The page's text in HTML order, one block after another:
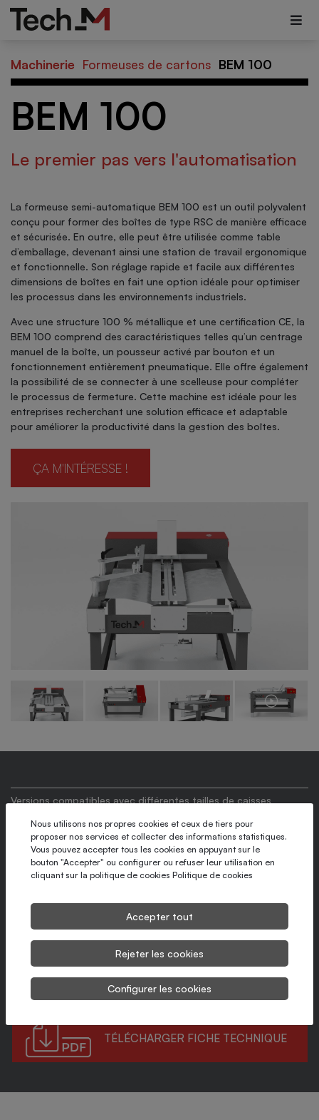
Machinerie Formeuses de cartons BEM 100
BEM 100
Le premier pas vers l'automatisation
La formeuse semi-automatique BEM 100 est un outil polyvalent
conçu pour former des boîtes de type RSC de manière efficace
et sécurisée. En outre, elle peut être utilisée comme table
d’emballage, devenant ainsi une station de travail ergonomique
et fonctionnelle. Son réglage rapide et facile aux différentes
dimensions de boîtes en fait une option idéale pour optimiser
les processus dans les environnements industriels.
Avec une structure 100 % métallique et une certification CE, la
BEM 100 comprend des caractéristiques telles qu’un centrage
manuel de la boîte, un pousseur activé par bouton et un
fonctionnement entièrement pneumatique. Elle offre également
la possibilité de se connecter à une scelleuse pour compléter
le processus de fermeture. Cette machine est idéale pour les
entreprises recherchant une solution efficace et adaptable
pour améliorer la productivité dans la gestion des boîtes.
ÇA M'INTÉRESSE !
Versions compatibles avec différentes tailles de caisses
Peut être attaché à une fermeuse de caisses
Utilisable comme table d’emballage, avec hauteur de travail
réglable
Cadence maximale
Alimentation manuelle
Dimensions maximales des cartons (extérieures)
650 x 500 x ∞ mm (LxlxH)
Dimensions minimales des cartons (extérieures)250 x 170 x ∞ mm (LxlxH)
TÉLÉCHARGER FICHE TECHNIQUE
Nous utilisons nos propres cookies et ceux de tiers pour
proposer nos services et collecter des informations statistiques.
Vous pouvez accepter tous les cookies en appuyant sur le
bouton "Accepter" ou configurer ou refuser leur utilisation en
cliquant sur la politique de cookies Politique de cookies
Accepter tout
Rejeter les cookies
Configurer les cookies